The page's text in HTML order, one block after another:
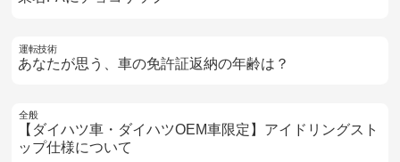
運転技術
あなたが思う、車の免許証返納の年齢は？
全般
【ダイハツ車・ダイハツOEM車限定】アイドリングスト
ップ仕様について